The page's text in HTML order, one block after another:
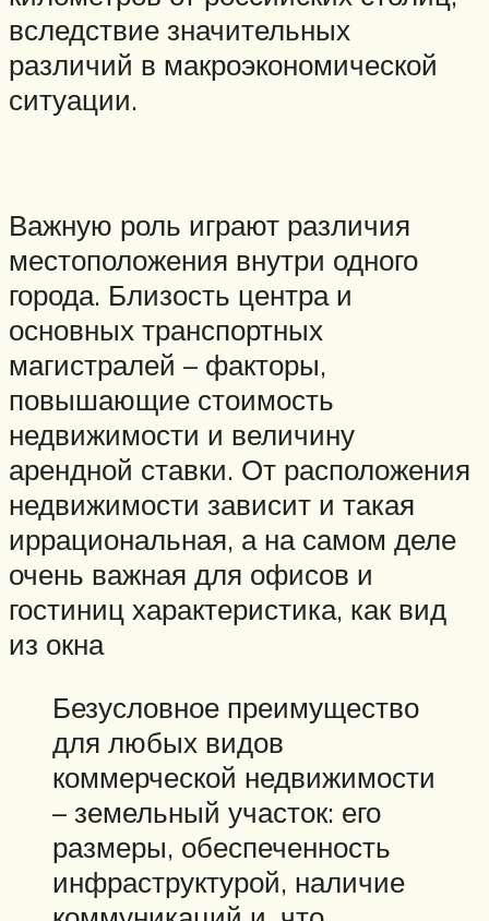
вследствие значительных
различий в макроэкономической
ситуации.
Важную роль играют различия
местоположения внутри одного
города. Близость центра и
основных транспортных
магистралей – факторы,
повышающие стоимость
недвижимости и величину
арендной ставки. От расположения
недвижимости зависит и такая
иррациональная, а на самом деле
очень важная для офисов и
гостиниц характеристика, как вид
из окна
Безусловное преимущество
для любых видов
коммерческой недвижимости
– земельный участок: его
размеры, обеспеченность
инфраструктурой, наличие